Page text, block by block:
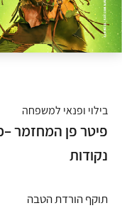
בילוי ופנאי למשפחה
נקודות
תוקף הורדת הטבה